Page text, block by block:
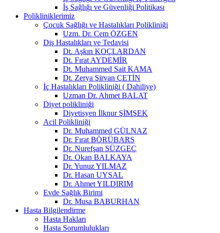
İş Sağlığı ve Güvenliği Politikası
Polikliniklerimiz
Çocuk Sağlığı ve Hastalıkları Polikliniği
Uzm. Dr. Cem ÖZGEN
Diş Hastalıkları ve Tedavisi
Dt. Aşkın KOÇLARDAN
Dt. Fırat AYDEMİR
Dt. Muhammed Sait KAMA
Dt. Zerya Şirvan ÇETİN
İç Hastalıkları Polikliniği ( Dahiliye)
Uzman Dr. Ahmet BALAT
Diyet polikliniği
Diyetisyen İlknur ŞİMŞEK
Acil Polikliniği
Dr. Muhammed GÜLNAZ
Dr. Fırat BÖRÜBARS
Dr. Nurefşan SÜZGEÇ
Dr. Okan BALKAYA
Dr. Yunuz YILMAZ
Dr. Hasan UYSAL
Dr. Ahmet YILDIRIM
Evde Sağlık Birimi
Dr. Musa BABURHAN
Hasta Bilgilendirme
Hasta Hakları
Hasta Sorumlulukları